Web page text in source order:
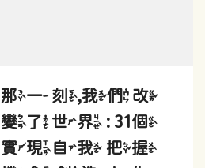
那一刻,我們改
變了世界 : 31個
實現自我 把握